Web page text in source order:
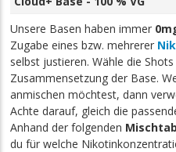
Unsere Basen haben immer
Zugabe eines bzw. mehrerer
selbst justieren. Wähle die
Zusammensetzung der Base.
anmischen möchtest, dann
Achte darauf, gleich die
Anhand der folgenden
du für welche